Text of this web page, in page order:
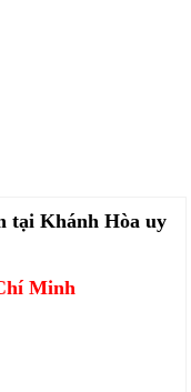
tại Khánh Hòa uy
Minh